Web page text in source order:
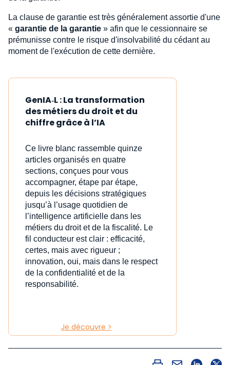
La clause de garantie est très généralement assortie d'une
« garantie de la garantie » afin que le cessionnaire se
prémunisse contre le risque d'insolvabilité du cédant au
moment de l'exécution de cette dernière.
GenIA‑L : La transformation
des métiers du droit et du
chiffre grâce à l’IA
Ce livre blanc rassemble quinze
articles organisés en quatre
sections, conçues pour vous
accompagner, étape par étape,
depuis les décisions stratégiques
jusqu’à l’usage quotidien de
l’intelligence artificielle dans les
métiers du droit et de la fiscalité. Le
fil conducteur est clair : efficacité,
certes, mais avec rigueur ;
innovation, oui, mais dans le respect
de la confidentialité et de la
responsabilité.
Je découvre >